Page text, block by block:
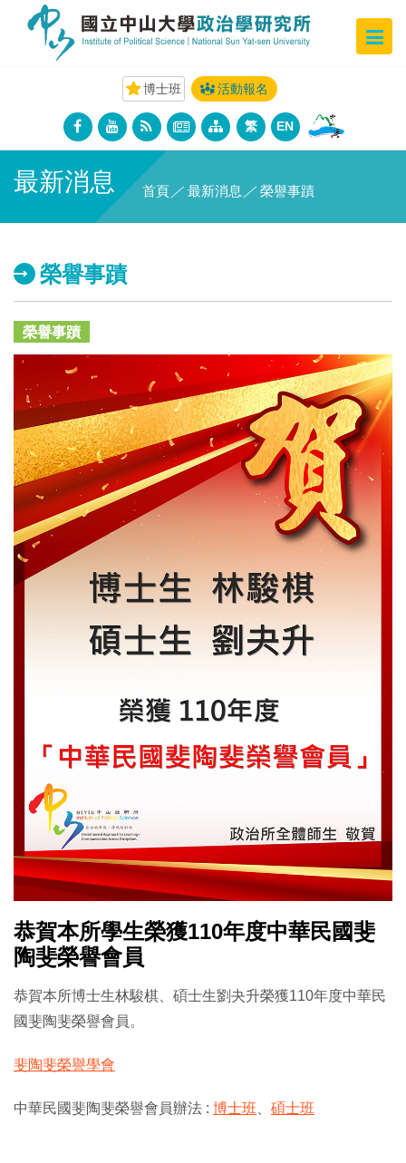
博士班 活動報名
繁 EN
最新消息 首頁 ／ 最新消息 ／ 榮譽事蹟
榮譽事蹟
榮譽事蹟
恭賀本所學生榮獲110年度中華民國斐
陶斐榮譽會員
恭賀本所博士生林駿棋、碩士生劉夬升榮獲110年度中華民
國斐陶斐榮譽會員。
斐陶斐榮譽學會
中華民國斐陶斐榮譽會員辦法 : 博士班 碩士班